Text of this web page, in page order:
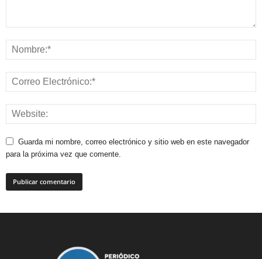
Guarda mi nombre, correo electrónico y sitio web en este navegador
para la próxima vez que comente.